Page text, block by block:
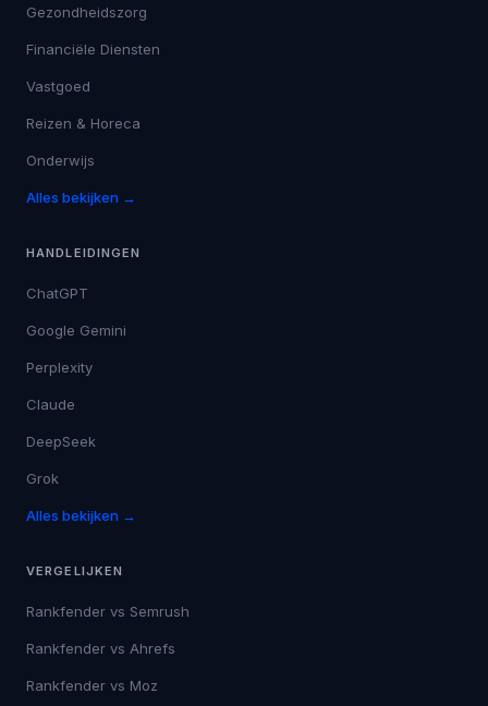
Gezondheidszorg
Financiële Diensten
Vastgoed
Reizen & Horeca
Onderwijs
Alles bekijken →
HANDLEIDINGEN
ChatGPT
Google Gemini
Perplexity
Claude
DeepSeek
Grok
Alles bekijken →
VERGELIJKEN
Rankfender vs Semrush
Rankfender vs Ahrefs
Rankfender vs Moz